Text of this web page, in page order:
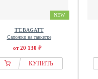
NEW
TT.BAGATT
Сапожки на танкетке
от 20 130 ₽
КУПИТЬ